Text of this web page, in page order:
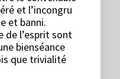
et l’incongru
et banni.
de l’esprit sont
bienséance
que trivialité